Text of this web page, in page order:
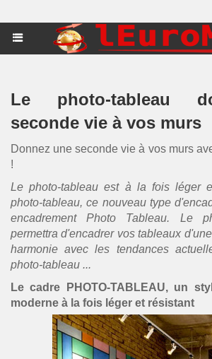
Le photo-tableau
seconde vie à vos murs
Donnez une seconde vie à vos murs
!
Le photo-tableau est à la fois léger
photo-tableau, ce nouveau type
encadrement Photo Tableau. Le
permettra d'encadrer vos tableaux
harmonie avec les tendances
photo-tableau ...
Le cadre PHOTO-TABLEAU, un
moderne à la fois léger et résistant